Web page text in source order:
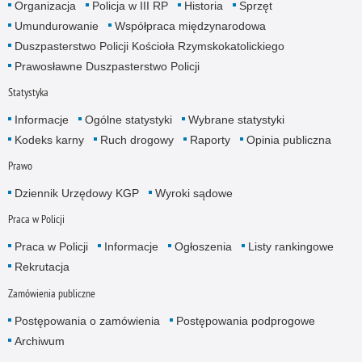
Organizacja Policja w III RP Historia
Sprzęt
Umundurowanie
Współpraca międzynarodowa
Duszpasterstwo Policji Kościoła Rzymskokatolickiego
Prawosławne Duszpasterstwo Policji
Statystyka
Informacje Ogólne statystyki
Wybrane statystyki
Kodeks karny
Ruch drogowy Raporty Opinia publiczna
Prawo
Dziennik Urzędowy KGP Wyroki sądowe
Praca w Policji
Praca w Policji Informacje Ogłoszenia
Listy rankingowe
Rekrutacja
Zamówienia publiczne
Postępowania o zamówienia
Postępowania podprogowe
Archiwum